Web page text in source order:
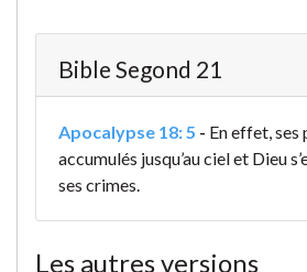
Bible Segond 21
Apocalypse 18: 5 - En effet, ses
accumulés jusqu’au ciel et Dieu
ses crimes.
Les autres versions